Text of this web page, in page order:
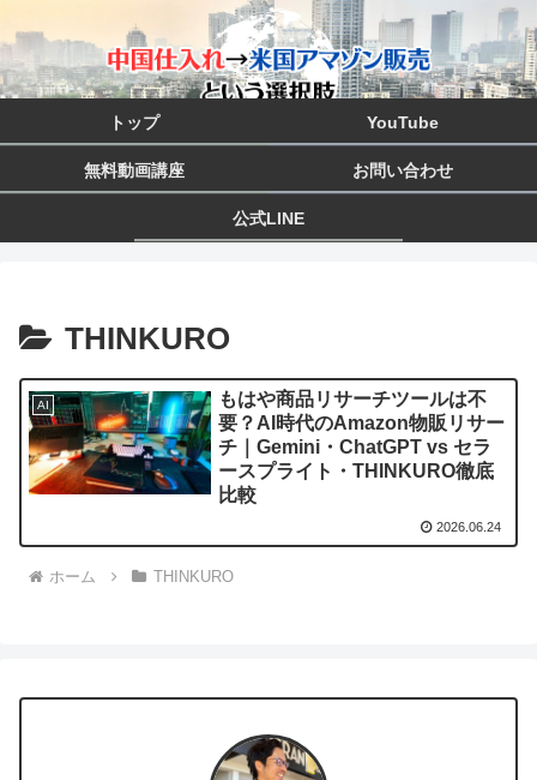
トップ YouTube
無料動画講座 お問い合わせ
公式LINE
THINKURO
AI
もはや商品リサーチツールは不
要？AI時代のAmazon物販リサー
チ｜Gemini・ChatGPT vs セラ
ースプライト・THINKURO徹底
比較
2026.06.24
ホーム THINKURO